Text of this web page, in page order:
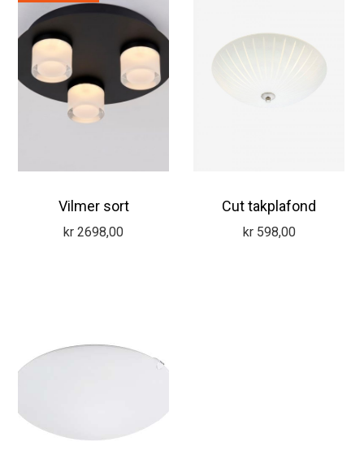
Vilmer sort
kr 2698,00
Cut takplafond
kr598,00